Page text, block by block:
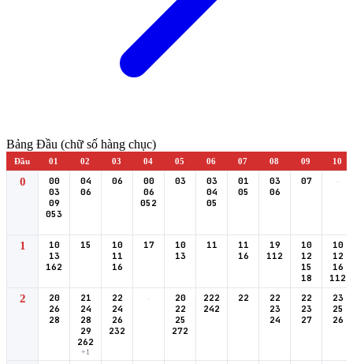
Bảng Đầu (chữ số hàng chục)
Đầu 01 02 03 04 05 06 07 08 09 10
0
00
03
09
053
04
06
06
00
06
052
03
03
04
05
01
05
03
06
07 -
1
10
13
162
15
10
11
16
17
10
13
11
11
16
19
112
10
12
15
18
10
12
16
112
2
20
26
28
21
24
28
29
262
+1
22
24
26
232
-
20
22
25
272
222
242
22
22
23
24
22
23
27
23
25
26